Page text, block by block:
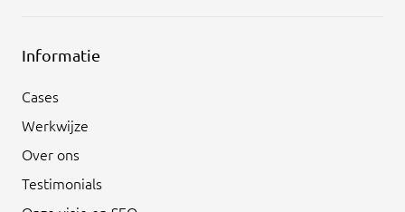
Informatie
Cases
Werkwijze
Over ons
Testimonials